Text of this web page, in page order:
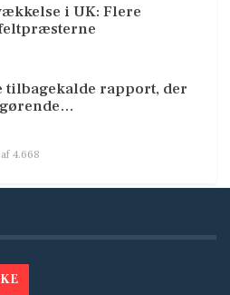
i UK: Flere
tilbagekalde rapport, der
af 4.668